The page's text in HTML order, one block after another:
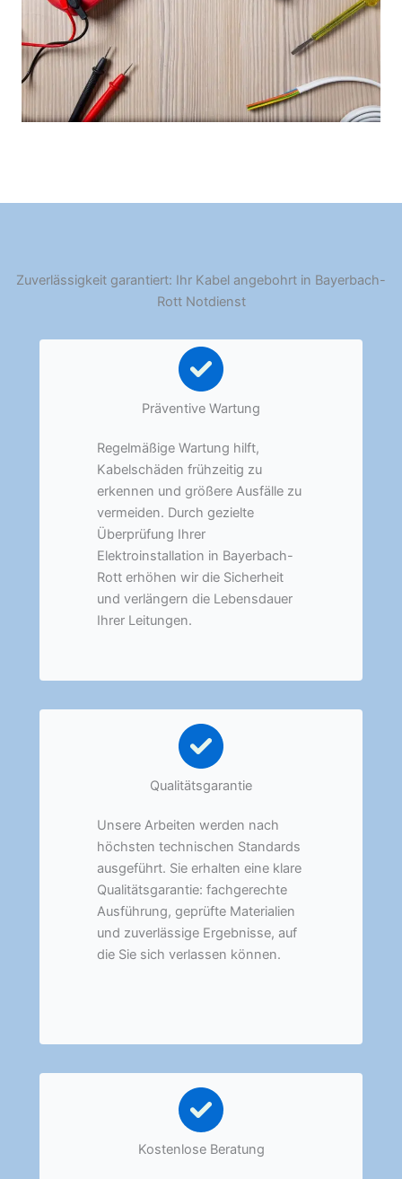
Zuverlässigkeit garantiert: Ihr Kabel angebohrt in Bayerbach-
Rott Notdienst
Präventive Wartung
Regelmäßige Wartung hilft,
Kabelschäden frühzeitig zu
erkennen und größere Ausfälle zu
vermeiden. Durch gezielte
Überprüfung Ihrer
Elektroinstallation in Bayerbach-
Rott erhöhen wir die Sicherheit
und verlängern die Lebensdauer
Ihrer Leitungen.
Qualitätsgarantie
Unsere Arbeiten werden nach
höchsten technischen Standards
ausgeführt. Sie erhalten eine klare
Qualitätsgarantie: fachgerechte
Ausführung, geprüfte Materialien
und zuverlässige Ergebnisse, auf
die Sie sich verlassen können.
Kostenlose Beratung